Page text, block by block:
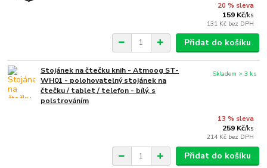
20 % sleva
159 Kč/ks
131 Kč bez DPH
Přidat do košíku
Stojánek na čtečku knih - Atmoog ST-
WH01 - polohovatelný stojánek na
čtečku / tablet / telefon - bílý, s
polstrováním
13 % sleva
259 Kč/ks
214 Kč bez DPH
Skladem > 3 ks
Přidat do košíku